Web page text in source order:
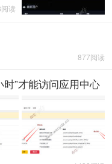
读
877阅读
”才能访问应用中心